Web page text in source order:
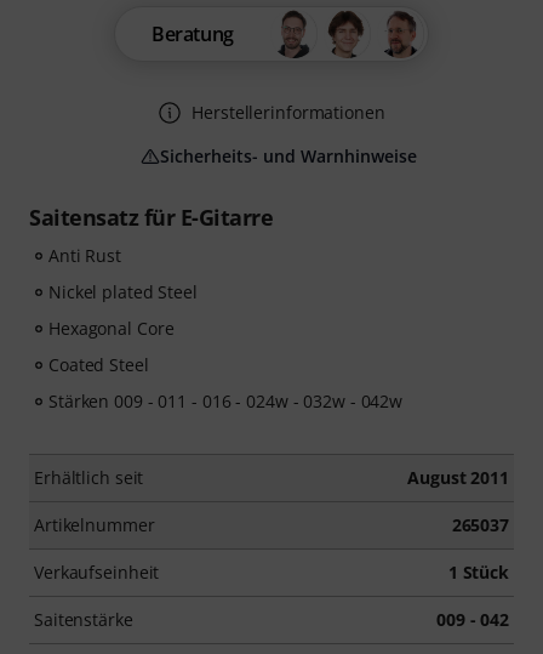
Saitensatz für E-Gitarre
Anti Rust
Nickel plated Steel
Hexagonal Core
Coated Steel
Stärken 009 - 011 - 016 - 024w - 032w - 042w
Erhältlich seit August 2011
Artikelnummer 265037
Verkaufseinheit 1 Stück
Saitenstärke 009 - 042
Beratung
Herstellerinformationen
Sicherheits- und Warnhinweise